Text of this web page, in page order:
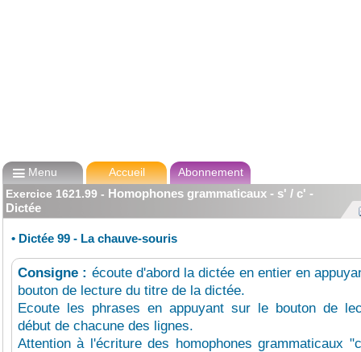
Menu Accueil
Abonnement
Exercice 1621.99 - Homophones grammaticaux - s' / c' -
Dictée
• Dictée 99 - La chauve-souris
Consigne : écoute d'abord la dictée en entier en
bouton de lecture du titre de la dictée.
Ecoute les phrases en appuyant sur le bouton de
début de chacune des lignes.
Attention à l'écriture des homophones grammaticaux